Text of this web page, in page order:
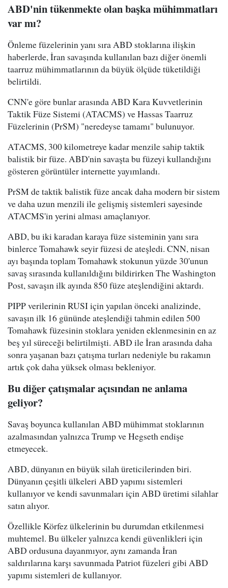
ABD'nin tükenmekte olan başka mühimmatları
var mı?
Önleme füzelerinin yanı sıra ABD stoklarına ilişkin
haberlerde, İran savaşında kullanılan bazı diğer önemli
taarruz mühimmatlarının da büyük ölçüde tüketildiği
belirtildi.
CNN'e göre bunlar arasında ABD Kara Kuvvetlerinin
Taktik Füze Sistemi (ATACMS) ve Hassas Taarruz
Füzelerinin (PrSM) "neredeyse tamamı" bulunuyor.
ATACMS, 300 kilometreye kadar menzile sahip taktik
balistik bir füze. ABD'nin savaşta bu füzeyi kullandığını
gösteren görüntüler internette yayımlandı.
PrSM de taktik balistik füze ancak daha modern bir sistem
ve daha uzun menzili ile gelişmiş sistemleri sayesinde
ATACMS'in yerini alması amaçlanıyor.
ABD, bu iki karadan karaya füze sisteminin yanı sıra
binlerce Tomahawk seyir füzesi de ateşledi. CNN, nisan
ayı başında toplam Tomahawk stokunun yüzde 30'unun
savaş sırasında kullanıldığını bildirirken The Washington
Post, savaşın ilk ayında 850 füze ateşlendiğini aktardı.
PIPP verilerinin RUSI için yapılan önceki analizinde,
savaşın ilk 16 gününde ateşlendiği tahmin edilen 500
Tomahawk füzesinin stoklara yeniden eklenmesinin en az
beş yıl süreceği belirtilmişti. ABD ile İran arasında daha
sonra yaşanan bazı çatışma turları nedeniyle bu rakamın
artık çok daha yüksek olması bekleniyor.
Bu diğer çatışmalar açısından ne anlama
geliyor?
Savaş boyunca kullanılan ABD mühimmat stoklarının
azalmasından yalnızca Trump ve Hegseth endişe
etmeyecek.
ABD, dünyanın en büyük silah üreticilerinden biri.
Dünyanın çeşitli ülkeleri ABD yapımı sistemleri
kullanıyor ve kendi savunmaları için ABD üretimi silahlar
satın alıyor.
Özellikle Körfez ülkelerinin bu durumdan etkilenmesi
muhtemel. Bu ülkeler yalnızca kendi güvenlikleri için
ABD ordusuna dayanmıyor, aynı zamanda İran
saldırılarına karşı savunmada Patriot füzeleri gibi ABD
yapımı sistemleri de kullanıyor.